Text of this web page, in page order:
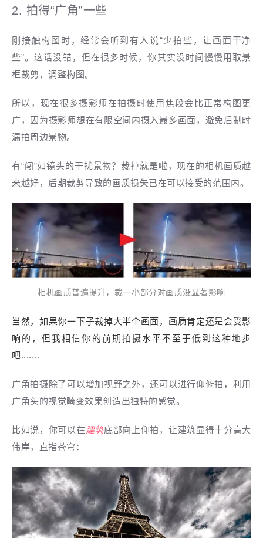
2. 拍得“广角”一些
刚接触构图时，经常会听到有人说“少拍些，让画面干净
些”。这话没错，但在很多时候，你其实没时间慢慢用取景
框裁剪，调整构图。
所以，现在很多摄影师在拍摄时使用焦段会比正常构图更
广，因为摄影师想在有限空间内摄入最多画面，避免后制时
漏拍周边景物。
有“闯”如镜头的干扰景物？裁掉就是啦，现在的相机画质越
来越好，后期裁剪导致的画质损失已在可以接受的范围内。
相机画质普遍提升，裁一小部分对画质没显著影响
当然，如果你一下子裁掉大半个画面，画质肯定还是会受影
响的，但我相信你的前期拍摄水平不至于低到这种地步
吧.......
广角拍摄除了可以增加视野之外，还可以进行仰俯拍，利用
广角头的视觉畸变效果创造出独特的感觉。
比如说，你可以在 建筑底部向上仰拍，让建筑显得十分高大
伟岸，直指苍穹：